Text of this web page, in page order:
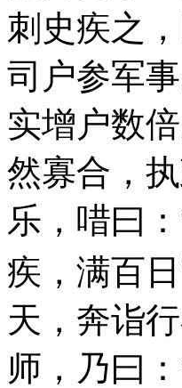
刺史疾之
司户参军
实增户数
然寡合，
乐，唶曰
疾，满百日
天，奔诣
师，乃曰